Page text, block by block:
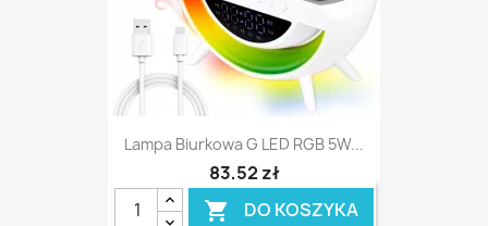
Lampa Biurkowa G LED RGB 5W...
83,52 zł
 DO KOSZYKA